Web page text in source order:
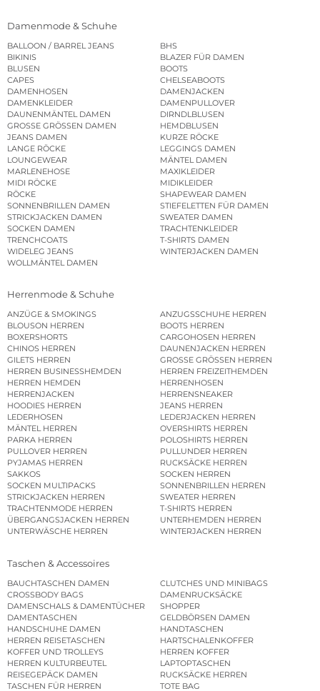
Damenmode & Schuhe
BALLOON / BARREL JEANS
BHS
BIKINIS
BLAZER FÜR DAMEN
BLUSEN
BOOTS
CAPES
CHELSEABOOTS
DAMENHOSEN
DAMENJACKEN
DAMENKLEIDER
DAMENPULLOVER
DAUNENMÄNTEL DAMEN
DIRNDLBLUSEN
GROSSE GRÖSSEN DAMEN
HEMDBLUSEN
JEANS DAMEN
KURZE RÖCKE
LANGE RÖCKE
LEGGINGS DAMEN
LOUNGEWEAR
MÄNTEL DAMEN
MARLENEHOSE
MAXIKLEIDER
MIDI RÖCKE
MIDIKLEIDER
RÖCKE
SHAPEWEAR DAMEN
SONNENBRILLEN DAMEN
STIEFELETTEN FÜR DAMEN
STRICKJACKEN DAMEN
SWEATER DAMEN
SOCKEN DAMEN
TRACHTENKLEIDER
TRENCHCOATS
T-SHIRTS DAMEN
WIDELEG JEANS
WINTERJACKEN DAMEN
WOLLMÄNTEL DAMEN
Herrenmode & Schuhe
ANZÜGE & SMOKINGS
ANZUGSSCHUHE HERREN
BLOUSON HERREN
BOOTS HERREN
BOXERSHORTS
CARGOHOSEN HERREN
CHINOS HERREN
DAUNENJACKEN HERREN
GILETS HERREN
GROSSE GRÖSSEN HERREN
HERREN BUSINESSHEMDEN
HERREN FREIZEITHEMDEN
HERREN HEMDEN
HERRENHOSEN
HERRENJACKEN
HERRENSNEAKER
HOODIES HERREN
JEANS HERREN
LEDERHOSEN
LEDERJACKEN HERREN
MÄNTEL HERREN
OVERSHIRTS HERREN
PARKA HERREN
POLOSHIRTS HERREN
PULLOVER HERREN
PULLUNDER HERREN
PYJAMAS HERREN
RUCKSÄCKE HERREN
SAKKOS
SOCKEN HERREN
SOCKEN MULTIPACKS
SONNENBRILLEN HERREN
STRICKJACKEN HERREN
SWEATER HERREN
TRACHTENMODE HERREN
T-SHIRTS HERREN
ÜBERGANGSJACKEN HERREN
UNTERHEMDEN HERREN
UNTERWÄSCHE HERREN
WINTERJACKEN HERREN
Taschen & Accessoires
BAUCHTASCHEN DAMEN
CLUTCHES UND MINIBAGS
CROSSBODY BAGS
DAMENRUCKSÄCKE
DAMENSCHALS & DAMENTÜCHER
SHOPPER
DAMENTASCHEN
GELDBÖRSEN DAMEN
HANDSCHUHE DAMEN
HANDTASCHEN
HERREN REISETASCHEN
HARTSCHALENKOFFER
KOFFER UND TROLLEYS
HERREN KOFFER
HERREN KULTURBEUTEL
LAPTOPTASCHEN
REISEGEPÄCK DAMEN
RUCKSÄCKE HERREN
TASCHEN FÜR HERREN
TOTE BAG